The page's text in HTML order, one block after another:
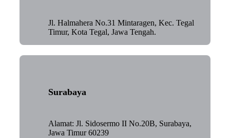
Jl. Halmahera No.31 Mintaragen, Kec. Tegal
Timur, Kota Tegal, Jawa Tengah.
Surabaya
Alamat: Jl. Sidosermo II No.20B, Surabaya,
Jawa Timur 60239